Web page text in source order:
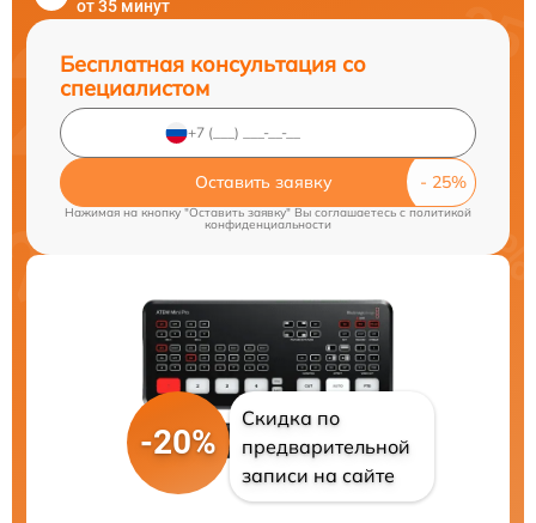
от 35 минут
Бесплатная консультация со
специалистом
Оставить заявку
Нажимая на кнопку "Оставить заявку" Вы соглашаетесь cполитикой
конфиденциальности
-20%
Скидка по
предварительной
записи на сайте